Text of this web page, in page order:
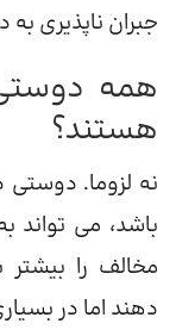
جبران ناپذیری به
همه
هستند؟
نه لزوما.
باشد، می
مخالف را
دهند اما در